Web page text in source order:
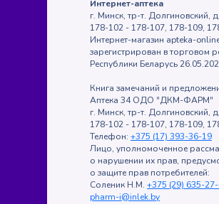
Интернет-аптека
г. Минск, тр-т. Долгиновский,
178-102 - 178-107, 178-109,
Интернет-магазин apteka-
зарегистрирован в торговом
Республики Беларусь
Книга замечаний и
Аптека 34 ОДО "ДКМ-ФАРМ"
г. Минск, тр-т. Долгиновский,
178-102 - 178-107, 178-109,
Телефон: +375 (17) 393-36-19
Лицо, уполномоченное
о нарушении их прав,
о защите прав потребителей:
Соленик Н.М. +375 (29) 635-
pharm-i@inlek.by